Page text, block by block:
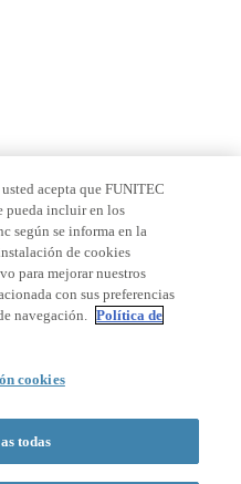
- URL |
acepta que FUNITEC
pueda incluir en los
según se informa en la
de cookies
para mejorar nuestros
con sus preferencias
navegación. Política de
cookies
todas